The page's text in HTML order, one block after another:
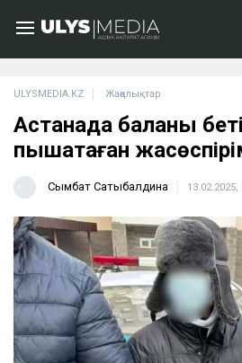
ULYSMEDIA.KZ Жаңалықтар
Астанада баланы
пышақтаған жасөспірім
Сымбат Сатыбалдина 13.02.2025,